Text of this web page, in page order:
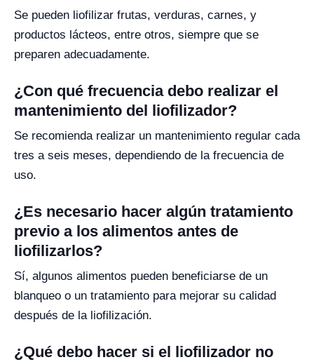
Se pueden liofilizar frutas, verduras, carnes, y
productos lácteos, entre otros, siempre que se
preparen adecuadamente.
¿Con qué frecuencia debo realizar el
mantenimiento del liofilizador?
Se recomienda realizar un mantenimiento regular cada
tres a seis meses, dependiendo de la frecuencia de
uso.
¿Es necesario hacer algún tratamiento
previo a los alimentos antes de
liofilizarlos?
Sí, algunos alimentos pueden beneficiarse de un
blanqueo o un tratamiento para mejorar su calidad
después de la liofilización.
¿Qué debo hacer si el liofilizador no